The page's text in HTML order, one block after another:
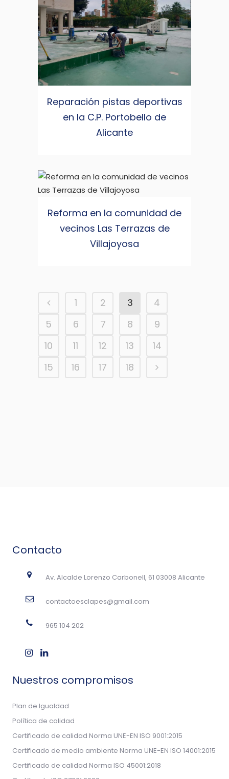
Reparación pistas deportivas
en la C.P. Portobello de
Alicante
Reforma en la comunidad de
vecinos Las Terrazas de
Villajoyosa
1 2 3
4
5
6 7 8
9
10
11 12 13
14
15
16 17 18
Contacto
Av. Alcalde Lorenzo Carbonell, 61 03008 Alicante
contactoesclapes@gmail.com
965 104 202
Nuestros compromisos
Plan de Igualdad
Política de calidad
Certificado de calidad Norma UNE-EN ISO 9001:2015
Certificado de medio ambiente Norma UNE-EN ISO 14001:2015
Certificado de calidad Norma ISO 45001:2018